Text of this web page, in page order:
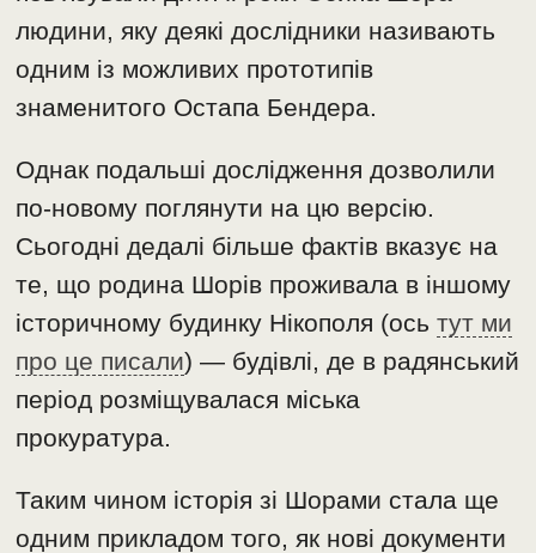
людини, яку деякі дослідники називають
одним із можливих прототипів
знаменитого Остапа Бендера.
Однак подальші дослідження дозволили
по-новому поглянути на цю версію.
Сьогодні дедалі більше фактів вказує на
те, що родина Шорів проживала в іншому
історичному будинку Нікополя (осьтут ми
про це писали) — будівлі, де в радянський
період розміщувалася міська
прокуратура.
Таким чином історія зі Шорами стала ще
одним прикладом того, як нові документи